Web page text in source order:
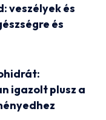
veszélyek és
és
igazolt plusz a